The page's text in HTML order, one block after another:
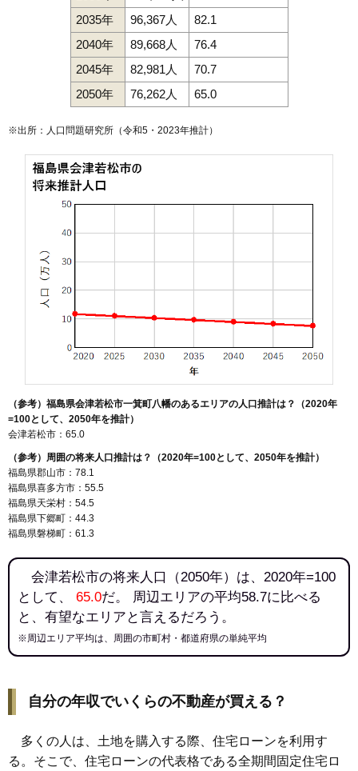
2035年
96,367人
82.1
2040年
89,668人
76.4
2045年
82,981人
70.7
2050年
76,262人 65.0
※出所：人口問題研究所（令和5・2023年推計）
（参考）福島県会津若松市一箕町八幡のあるエリアの人口推計は？（2020年
=100として、2050年を推計）
会津若松市：65.0
（参考）周囲の将来人口推計は？（2020年=100として、2050年を推計）
福島県郡山市：78.1
福島県喜多方市：55.5
福島県天栄村：54.5
福島県下郷町：44.3
福島県磐梯町：61.3
会津若松市の将来人口（2050年）は、2020年=100
として、 65.0だ。 周辺エリアの平均58.7に比べる
と、有望なエリアと言えるだろう。
※周辺エリア平均は、周囲の市町村・都道府県の単純平均
自分の年収でいくらの不動産が買える？
多くの人は、土地を購入する際、住宅ローンを利用す
る。そこで、住宅ローンの代表格である全期間固定住宅ロ